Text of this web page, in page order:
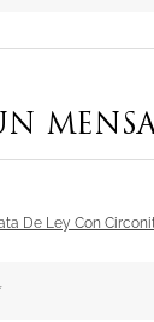
De Ley Con